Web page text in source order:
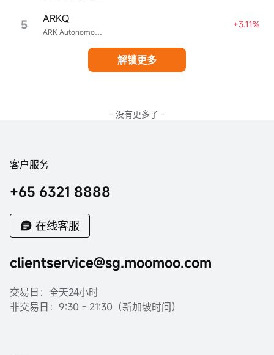
5 ARK Autonomous Technology & Robotics ETF
ARKQ +3.11%
解锁更多
- 没有更多了 -
客户服务
+65 6321 8888
在线客服
clientservice@sg.moomoo.com
交易日：全天24小时
非交易日：9:30 - 21:30（新加坡时间）